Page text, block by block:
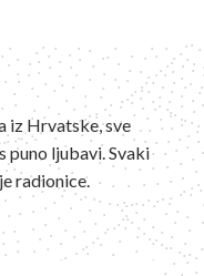
iz Hrvatske, sve
puno ljubavi. Svaki
radionice.